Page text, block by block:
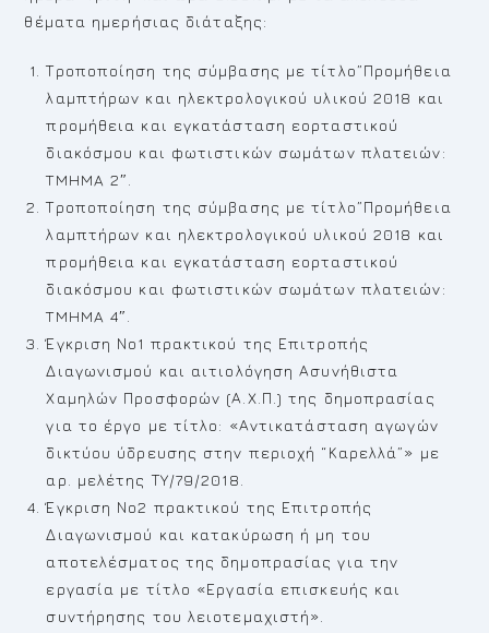
θέματα ημερήσιας διάταξης:
Τροποποίηση της σύμβασης με τίτλο”Προμήθεια
λαμπτήρων και ηλεκτρολογικού υλικού 2018 και
προμήθεια και εγκατάσταση εορταστικού
διακόσμου και φωτιστικών σωμάτων πλατειών:
TMHMA 2″.
Τροποποίηση της σύμβασης με τίτλο”Προμήθεια
λαμπτήρων και ηλεκτρολογικού υλικού 2018 και
προμήθεια και εγκατάσταση εορταστικού
διακόσμου και φωτιστικών σωμάτων πλατειών:
TMHMA 4″.
Έγκριση Νο1 πρακτικού της Επιτροπής
Διαγωνισμού και αιτιολόγηση Ασυνήθιστα
Χαμηλών Προσφορών (Α.Χ.Π.) της δημοπρασίας
για το έργο με τίτλο: «Αντικατάσταση αγωγών
δικτύου ύδρευσης στην περιοχή “Καρελλά”» με
αρ. μελέτης ΤΥ/79/2018.
Έγκριση Νο2 πρακτικού της Επιτροπής
Διαγωνισμού και κατακύρωση ή μη του
αποτελέσματος της δημοπρασίας για την
εργασία με τίτλο «Εργασία επισκευής και
συντήρησης του λειοτεμαχιστή».